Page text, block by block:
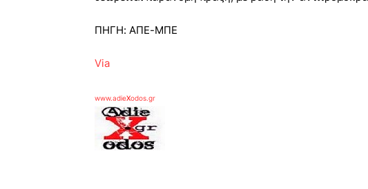
ΠΗΓΗ: ΑΠΕ-ΜΠΕ
Via
www.adieXodos.gr